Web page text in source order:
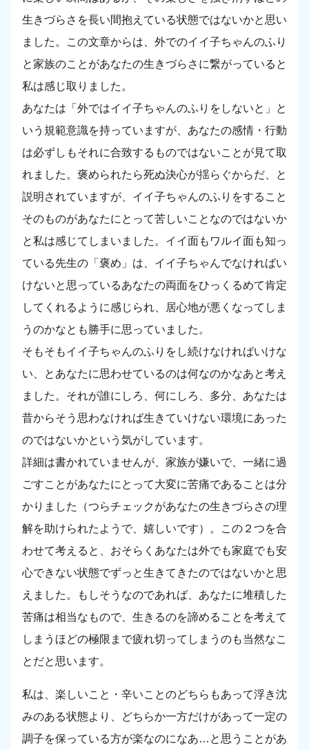
生きづらさを長い間抱えている状態ではないかと思い
ました。この文章からは、外でのイイ子ちゃんのふり
と家族のことがあなたの生きづらさに繋がっていると
私は感じ取りました。
あなたは「外ではイイ子ちゃんのふりをしないと」と
いう規範意識を持っていますが、あなたの感情・行動
は必ずしもそれに合致するものではないことが見て取
れました。褒められたら死ぬ決心が揺らぐからだ、と
説明されていますが、イイ子ちゃんのふりをすること
そのものがあなたにとって苦しいことなのではないか
と私は感じてしまいました。イイ面もワルイ面も知っ
ている先生の「褒め」は、イイ子ちゃんでなければい
けないと思っているあなたの両面をひっくるめて肯定
してくれるように感じられ、居心地が悪くなってしま
うのかなとも勝手に思っていました。
そもそもイイ子ちゃんのふりをし続けなければいけな
い、とあなたに思わせているのは何なのかなあと考え
ました。それが誰にしろ、何にしろ、多分、あなたは
昔からそう思わなければ生きていけない環境にあった
のではないかという気がしています。
詳細は書かれていませんが、家族が嫌いで、一緒に過
ごすことがあなたにとって大変に苦痛であることは分
かりました（つらチェックがあなたの生きづらさの理
解を助けられたようで、嬉しいです）。この２つを合
わせて考えると、おそらくあなたは外でも家庭でも安
心できない状態でずっと生きてきたのではないかと思
えました。もしそうなのであれば、あなたに堆積した
苦痛は相当なもので、生きるのを諦めることを考えて
しまうほどの極限まで疲れ切ってしまうのも当然なこ
とだと思います。
私は、楽しいこと・辛いことのどちらもあって浮き沈
みのある状態より、どちらか一方だけがあって一定の
調子を保っている方が楽なのになあ…と思うことがあ